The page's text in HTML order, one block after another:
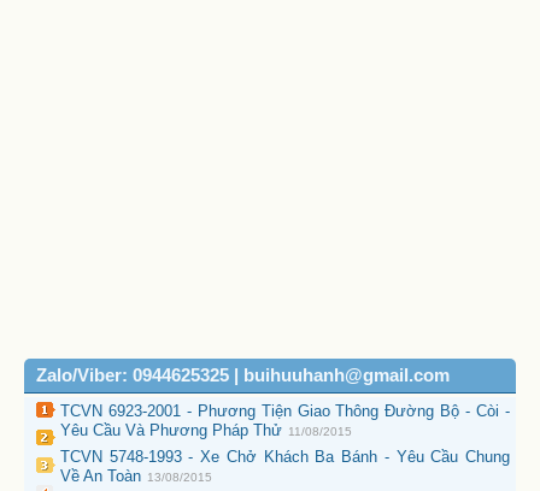
Zalo/Viber: 0944625325 | buihuuhanh@gmail.com
TCVN 6923-2001 - Phương Tiện Giao Thông Đường Bộ - Còi -
Yêu Cầu Và Phương Pháp Thử 11/08/2015
TCVN 5748-1993 - Xe Chở Khách Ba Bánh - Yêu Cầu Chung
Về An Toàn 13/08/2015